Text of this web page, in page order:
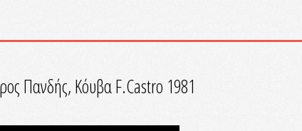
Πανδής, Κόυβα F.Castro 1981